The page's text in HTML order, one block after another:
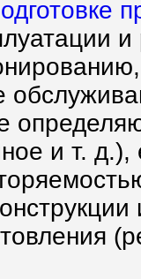
и т. д.),